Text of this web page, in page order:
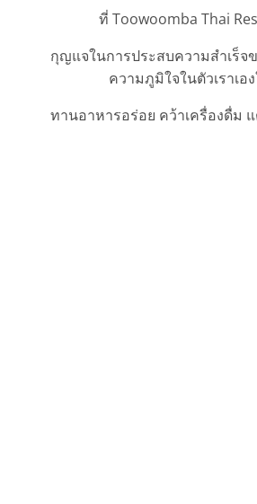
ที่ Toowoomba Thai
กุญแจในการประสบความสำเร็
ความภูมิใจในตัวเราเอ
ทานอาหารอร่อย คว้าเครื่องดื่ม